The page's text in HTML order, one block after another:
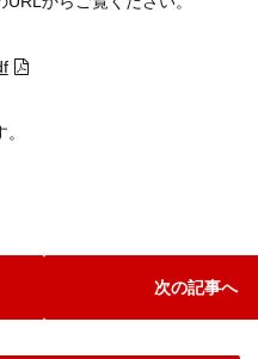
次の記事へ